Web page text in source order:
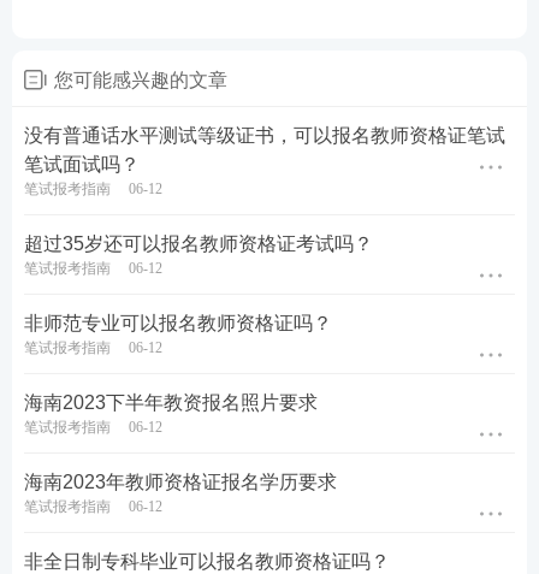
您可能感兴趣的文章
没有普通话水平测试等级证书，可以报名教师资格证笔试
笔试面试吗？
笔试报考指南 06-12
超过35岁还可以报名教师资格证考试吗？
笔试报考指南 06-12
非师范专业可以报名教师资格证吗？
笔试报考指南 06-12
海南2023下半年教资报名照片要求
笔试报考指南 06-12
海南2023年教师资格证报名学历要求
笔试报考指南 06-12
非全日制专科毕业可以报名教师资格证吗？